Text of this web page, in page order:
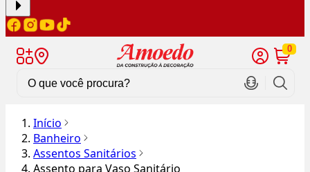
0
Início
Banheiro
Assentos Sanitários
Assento para Vaso Sanitário